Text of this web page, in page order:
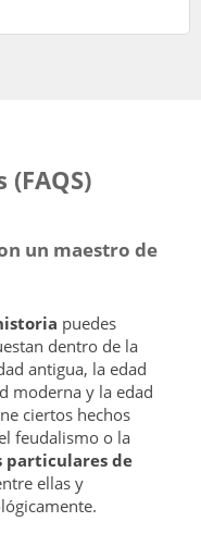
un maestro de
puedes
dentro de la
antigua, la edad
moderna y la edad
ciertos hechos
feudalismo o la
particulares de
ellas y